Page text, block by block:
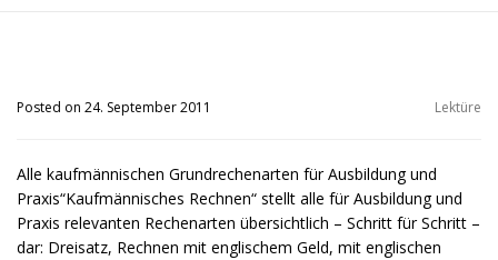
Posted on 24. September 2011 Lektüre
Alle kaufmännischen Grundrechenarten für Ausbildung und
Praxis“Kaufmännisches Rechnen“ stellt alle für Ausbildung und
Praxis relevanten Rechenarten übersichtlich – Schritt für Schritt –
dar: Dreisatz, Rechnen mit englischem Geld, mit englischen